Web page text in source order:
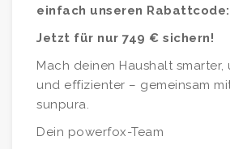
einfach unseren Rabattcode:
Jetzt für nur 749 € sichern!
Mach deinen Haushalt
und effizienter – gemeinsam
sunpura.
Dein powerfox-Team